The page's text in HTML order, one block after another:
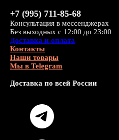
+7 (995) 711-85-68
Консультация в мессенджерах
Без выходных с 12:00 до 23:00
Доставка и оплата
Контакты
Наши товары
Мы в Telegram
Доставка по всей России